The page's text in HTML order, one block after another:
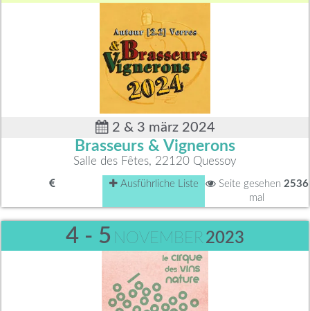
2 & 3 märz 2024
Brasseurs & Vignerons
Salle des Fêtes, 22120 Quessoy
Ausführliche Liste Seite gesehen 2536
mal
4 - 5 NOVEMBER 2023